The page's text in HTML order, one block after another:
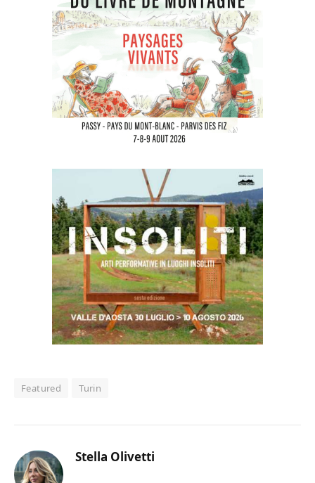
Featured Turin
Stella Olivetti